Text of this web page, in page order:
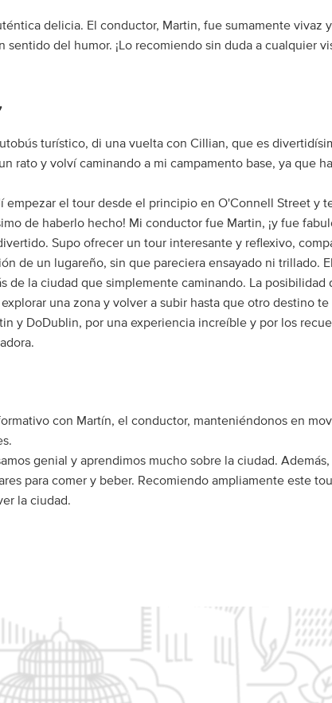
delicia. El conductor, Martin, fue sumamente vivaz y
sentido del humor. ¡Lo recomiendo sin duda a cualquier
turístico, di una vuelta con Cillian, que es
rato y volví caminando a mi campamento base, ya que
empezar el tour desde el principio en O'Connell Street y
de haberlo hecho! Mi conductor fue Martin, ¡y fue
Supo ofrecer un tour interesante y reflexivo,
de un lugareño, sin que pareciera ensayado ni trillado.
de la ciudad que simplemente caminando. La posibilidad
una zona y volver a subir hasta que otro destino te
y DoDublin, por una experiencia increíble y por los
con Martín, el conductor, manteniéndonos en
genial y aprendimos mucho sobre la ciudad. Además,
para comer y beber. Recomiendo ampliamente este
la ciudad.